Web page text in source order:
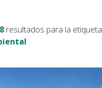
8 resultados para la etiqueta